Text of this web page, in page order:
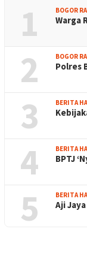
1 BOGOR
Warga
2 BOGOR
Polres
3 BERITA
4 BERITA
BPTJ
5 BERITA
Aji